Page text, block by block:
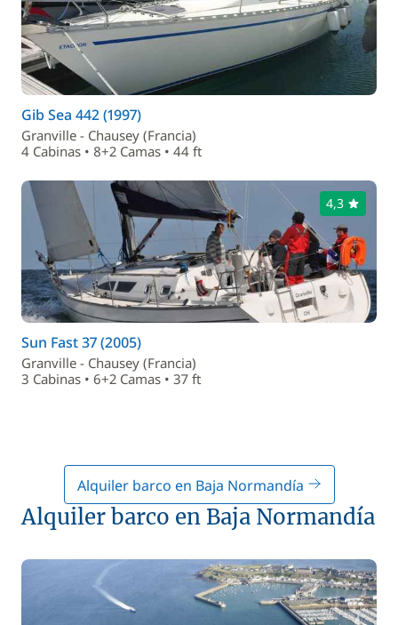
Gib Sea 442 (1997)
Granville - Chausey (Francia)
4 Cabinas • 8+2 Camas • 44 ft
4,3
Sun Fast 37 (2005)
Granville - Chausey (Francia)
3 Cabinas • 6+2 Camas • 37 ft
Alquiler barco en Baja Normandía
Alquiler barco en Baja Normandía